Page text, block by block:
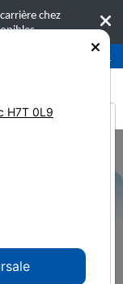
chez
450-781-9600
Pour les Mines
H7T 0L9